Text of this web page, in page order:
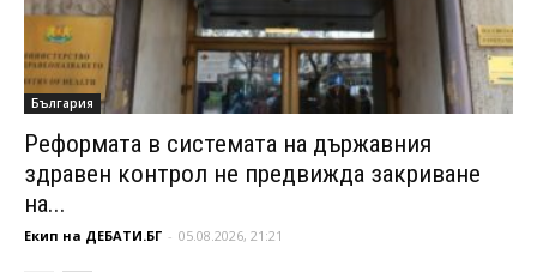
България
Реформата в системата на държавния
здравен контрол не предвижда закриване
на...
Екип на ДЕБАТИ.БГ - 05.08.2026, 21:21